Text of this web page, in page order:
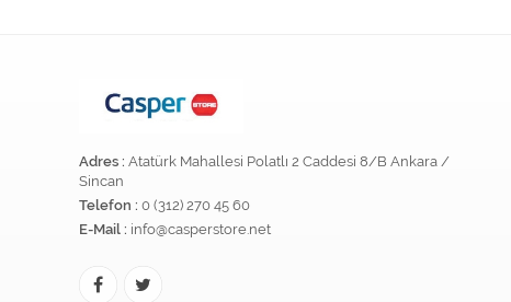
Adres : Atatürk Mahallesi Polatlı 2 Caddesi 8/B Ankara /
Sincan
Telefon : 0 (312) 270 45 60
E-Mail : info@casperstore.net